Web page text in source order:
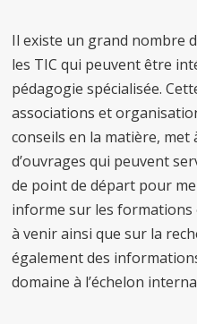
Il existe un grand nombre
les TIC qui peuvent être
pédagogie spécialisée.
associations et
conseils en la matière,
d’ouvrages qui peuvent
de point de départ pour
informe sur les
à venir ainsi que sur la
également des
domaine à l’échelon